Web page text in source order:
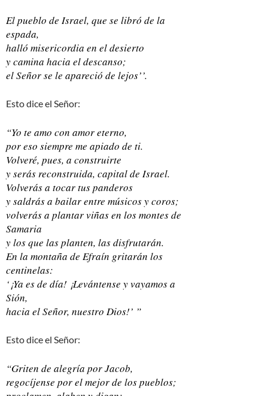
El pueblo de Israel, que se libró de la
espada,
halló misericordia en el desierto
y camina hacia el descanso;
el Señor se le apareció de lejos’’.
Esto dice el Señor:
“Yo te amo con amor eterno,
por eso siempre me apiado de ti.
Volveré, pues, a construirte
y serás reconstruida, capital de Israel.
Volverás a tocar tus panderos
y saldrás a bailar entre músicos y coros;
volverás a plantar viñas en los montes de
Samaria
y los que las planten, las disfrutarán.
En la montaña de Efraín gritarán los
centinelas:
‘¡Ya es de día! ¡Levántense y vayamos a
Sión,
hacia el Señor, nuestro Dios!’ ”
Esto dice el Señor:
“Griten de alegría por Jacob,
regocíjense por el mejor de los pueblos;